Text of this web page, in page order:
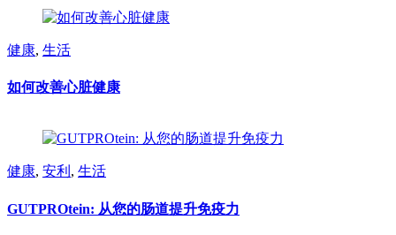
健康, 生活
如何改善心脏健康
健康, 安利 , 生活
GUTPROtein: 从您的肠道提升免疫力